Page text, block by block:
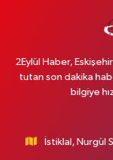
2Eylül Haber,
tutan son dakika
bilgiye
İstiklal, Nurgül